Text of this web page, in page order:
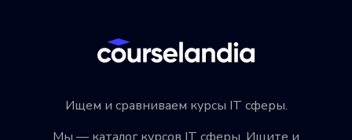
Ищем и сравниваем курсы IT сферы.